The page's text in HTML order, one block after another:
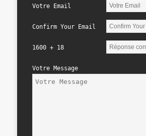
Votre Email
Confirm Your Email
1600 + 18
Votre Message